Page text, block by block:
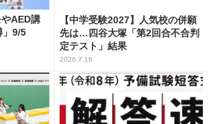
AED講
」9/5
【中学受験2027】人気校の併願
先は…四谷大塚「第2回合不合判
定テスト」結果
2026.7.16